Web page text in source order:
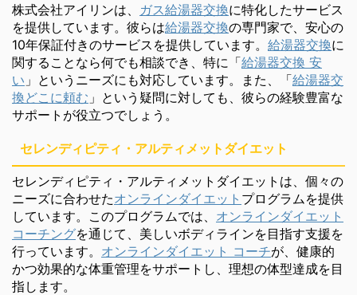
株式会社アイリンは、 ガス給湯器交換に特化したサービス
を提供しています。彼らは給湯器交換の専門家で、安心の
10年保証付きのサービスを提供しています。 給湯器交換に
関することなら何でも相談でき、特に「給湯器交換 安
い 」というニーズにも対応しています。また、「給湯器交
換どこに頼む 」という疑問に対しても、彼らの経験豊富な
サポートが役立つでしょう。
セレンディピティ・アルティメットダイエット
セレンディピティ・アルティメットダイエットは、個々の
ニーズに合わせたオンラインダイエット プログラムを提供
しています。このプログラムでは、 オンラインダイエット
コーチングを通じて、美しいボディラインを目指す支援を
行っています。 オンラインダイエット コーチが、健康的
かつ効果的な体重管理をサポートし、理想の体型達成を目
指します。